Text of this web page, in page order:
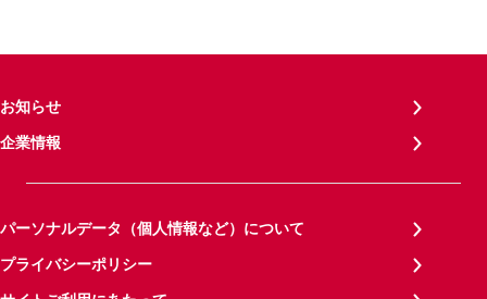
お知らせ
企業情報
パーソナルデータ（個人情報など）について
プライバシーポリシー